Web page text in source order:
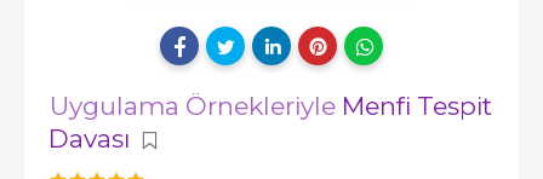
Uygulama Örnekleriyle Menfi Tespit
Davası